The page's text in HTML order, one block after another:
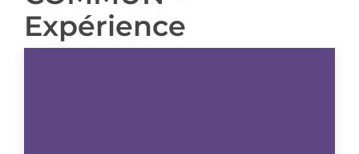
Expérience